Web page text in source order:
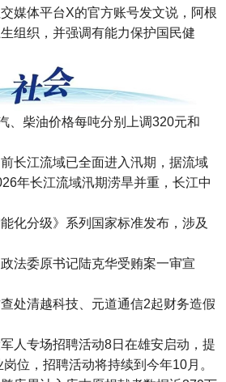
体平台X的官方账号发文说，阿根
组织，并强调有能力保护国民健
柴油价格每吨分别上调320元和
江流域已全面进入汛期，据流域
年长江流域汛期涝旱并重，长江中
分级》系列国家标准发布，涉及
委原书记陆克华受贿案一审宣
清越科技、元道通信2起财务造假
专场招聘活动8日在雄安启动，提
位，招聘活动将持续到今年10月。